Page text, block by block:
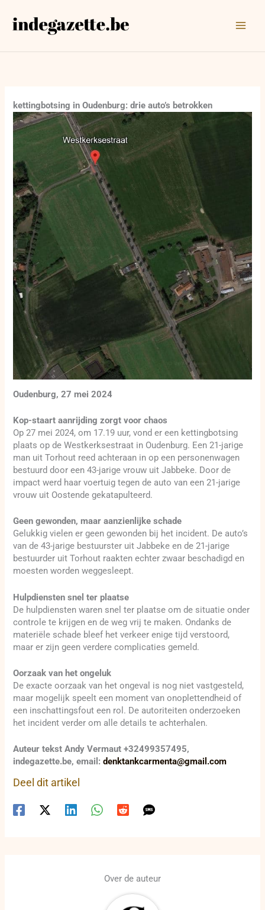
naar
kettingbotsing in Oudenburg: drie auto’s betrokken
Oudenburg, 27 mei 2024
Kop-staart aanrijding zorgt voor chaos
Op 27 mei 2024, om 17.19 uur, vond er een kettingbotsing
plaats op de Westkerksestraat in Oudenburg. Een 21-jarige
man uit Torhout reed achteraan in op een personenwagen
bestuurd door een 43-jarige vrouw uit Jabbeke. Door de
impact werd haar voertuig tegen de auto van een 21-jarige
vrouw uit Oostende gekatapulteerd.
Geen gewonden, maar aanzienlijke schade
Gelukkig vielen er geen gewonden bij het incident. De auto’s
van de 43-jarige bestuurster uit Jabbeke en de 21-jarige
bestuurder uit Torhout raakten echter zwaar beschadigd en
moesten worden weggesleept.
Hulpdiensten snel ter plaatse
De hulpdiensten waren snel ter plaatse om de situatie onder
controle te krijgen en de weg vrij te maken. Ondanks de
materiële schade bleef het verkeer enige tijd verstoord,
maar er zijn geen verdere complicaties gemeld.
Oorzaak van het ongeluk
De exacte oorzaak van het ongeval is nog niet vastgesteld,
maar mogelijk speelt een moment van onoplettendheid of
een inschattingsfout een rol. De autoriteiten onderzoeken
het incident verder om alle details te achterhalen.
Auteur tekst Andy Vermaut +32499357495,
indegazette.be, email:denktankcarmenta@gmail.com
Deel dit artikel
Over de auteur